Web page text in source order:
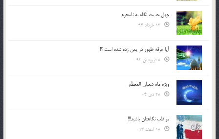
چهل حدیث نگاه به نامحرم
آیا جرقه ظهور در یمن زده شده است ؟!
ویژه ماه شعبان المعظّم
مواظب نگاهتان باشید!!!